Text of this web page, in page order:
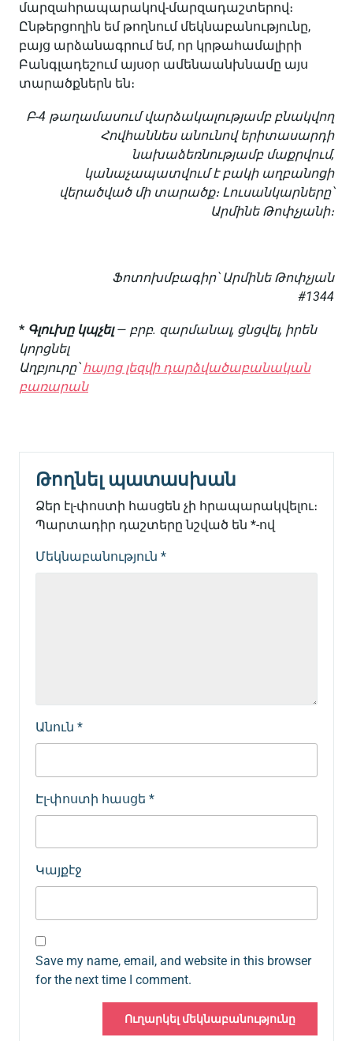
մարզահրապարակով-մարզադաշտերով։
Ընթերցողին եմ թողնում մեկնաբանությունը,
բայց արձանագրում եմ, որ կրթահամալիրի
Բանգլադեշում այսօր ամենաանխնամը այս
տարածքներն են։
Բ-4 թաղամասում վարձակալությամբ բնակվող
Հովհաննես անունով երիտասարդի
նախաձեռնությամբ մաքրվում,
կանաչապատվում է բակի աղբանոցի
վերածված մի տարածք։ Լուսանկարները՝
Արմինե Թոփչյանի։
Ֆոտոխմբագիր՝ Արմինե Թոփչյան
#1344
* Գլուխը կպչել— բրբ. զարմանալ, ցնցվել, իրեն
կորցնել
Աղբյուրը՝հայոց լեզվի դարձվածաբանական
բառարան
Թողնել պատասխան
Ձեր էլ-փոստի հասցեն չի հրապարակվելու։
Պարտադիր դաշտերը նշված են *-ով
Մեկնաբանություն *
Անուն *
Էլ-փոստի հասցե *
Կայքէջ
Save my name, email, and website in this browser
for the next time I comment.